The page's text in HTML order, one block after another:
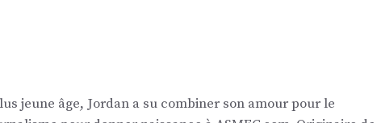
jeune âge, Jordan a su combiner son amour pour le